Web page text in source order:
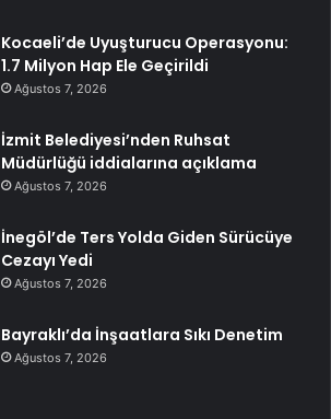
Kocaeli’de Uyuşturucu Operasyonu:
1.7 Milyon Hap Ele Geçirildi
Ağustos 7, 2026
İzmit Belediyesi’nden Ruhsat
Müdürlüğü iddialarına açıklama
Ağustos 7, 2026
İnegöl’de Ters Yolda Giden Sürücüye
Cezayı Yedi
Ağustos 7, 2026
Bayraklı’da İnşaatlara Sıkı Denetim
Ağustos 7, 2026